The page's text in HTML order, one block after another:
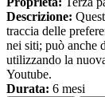
Descrizione:
traccia delle
nei siti; può anche
utilizzando la
Youtube.
Durata: 6 mesi